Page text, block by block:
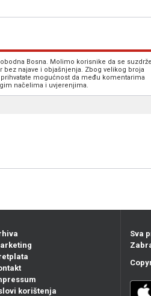
Bosna. Molimo korisnike da se suzdrže
bez najave i objašnjenja. Zbog velikog broja
mogućnost da među komentarima
načelima i uvjerenjima.
korištenja
Sva